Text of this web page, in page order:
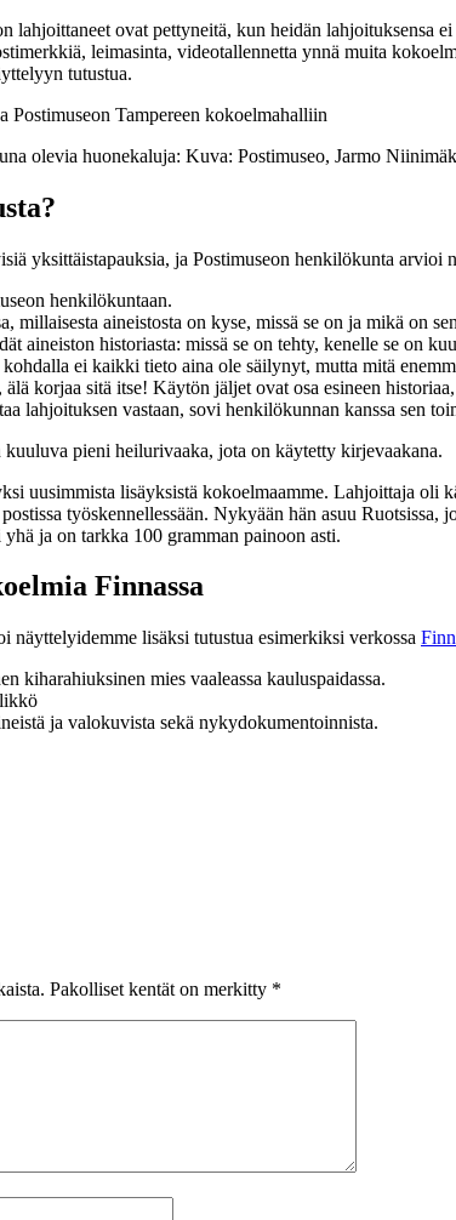
lahjoittaneet ovat pettyneitä, kun heidän
leimasinta, videotallennetta ynnä muita
tutustua.
olevia huonekaluja: Kuva: Postimuseo, Jarmo
yksittäistapauksia, ja Postimuseon henkilökunta
henkilökuntaan.
millaisesta aineistosta on kyse, missä se on ja mikä on
aineiston historiasta: missä se on tehty, kenelle se on
ei kaikki tieto aina ole säilynyt, mutta mitä
korjaa sitä itse! Käytön jäljet ovat osa esineen
lahjoituksen vastaan, sovi henkilökunnan kanssa sen
uusimmista lisäyksistä kokoelmaamme. Lahjoittaja oli
työskennellessään. Nykyään hän asuu Ruotsissa,
ja on tarkka 100 gramman painoon asti.
Finnassa
näyttelyidemme lisäksi tutustua esimerkiksi verkossa
ja valokuvista sekä nykydokumentoinnista.
Pakolliset kentät on merkitty *